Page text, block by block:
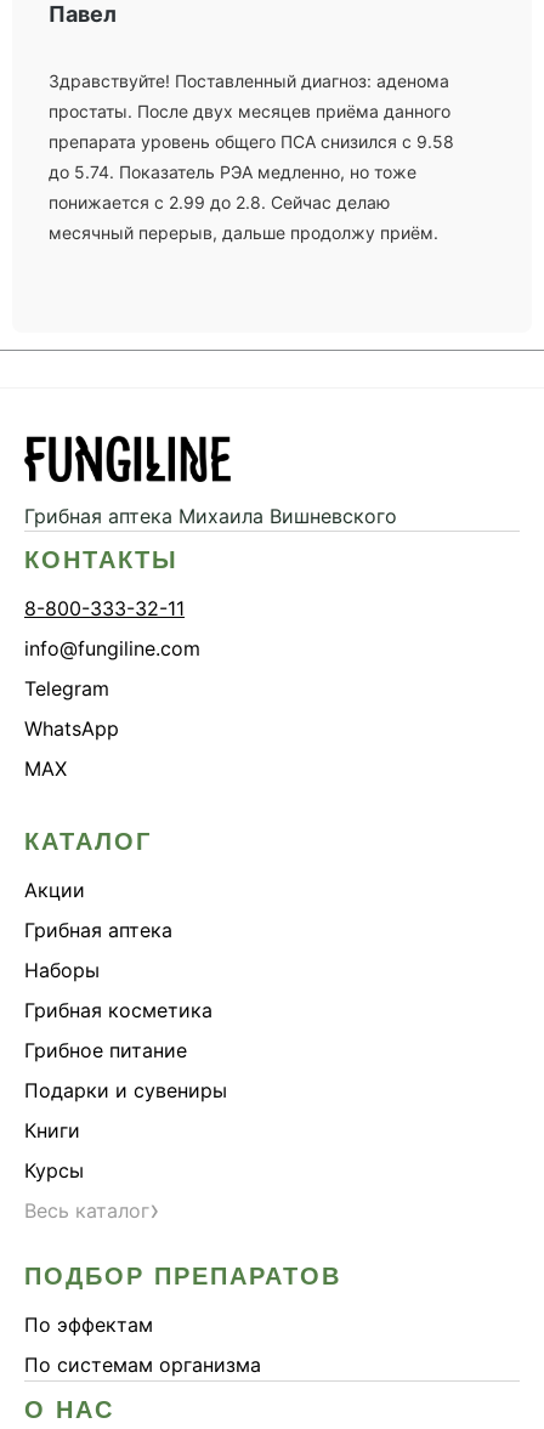
Павел
Здравствуйте! Поставленный диагноз: аденома
простаты. После двух месяцев приёма данного
препарата уровень общего ПСА снизился с 9.58
до 5.74. Показатель РЭА медленно, но тоже
понижается с 2.99 до 2.8. Сейчас делаю
месячный перерыв, дальше продолжу приём.
Грибная аптека Михаила Вишневского
КОНТАКТЫ
8-800-333-32-11
info@fungiline.com
Telegram
WhatsApp
MAX
КАТАЛОГ
Акции
Грибная аптека
Наборы
Грибная косметика
Грибное питание
Подарки и сувениры
Книги
Курсы
Весь каталог›
ПОДБОР ПРЕПАРАТОВ
По эффектам
По системам организма
О НАС